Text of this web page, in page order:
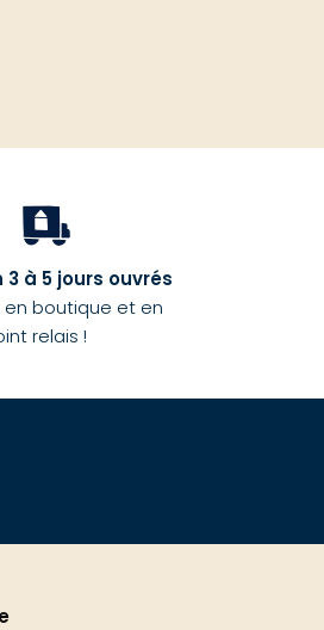
3 à 5 jours ouvrés
en boutique et en
relais !